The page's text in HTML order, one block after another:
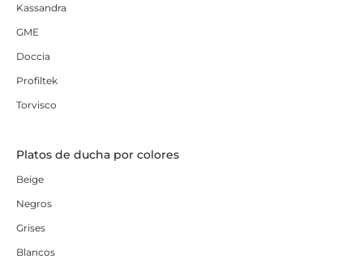
Kassandra
GME
Doccia
Profiltek
Torvisco
Platos de ducha por colores
Beige
Negros
Grises
Blancos